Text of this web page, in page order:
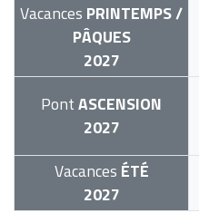
Vacances PRINTEMPS /
PÂQUES
2027
PontASCENSION
2027
Vacances ÉTÉ
2027